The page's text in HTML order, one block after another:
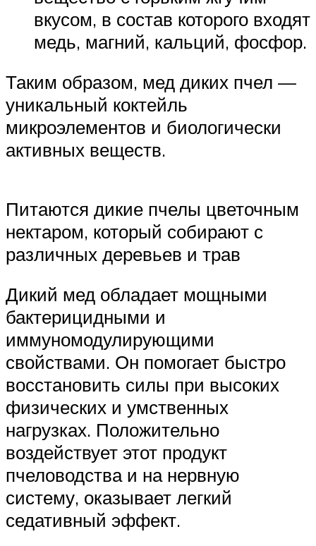
вкусом, в состав которого входят
медь, магний, кальций, фосфор.
Таким образом, мед диких пчел —
уникальный коктейль
микроэлементов и биологически
активных веществ.
Питаются дикие пчелы цветочным
нектаром, который собирают с
различных деревьев и трав
Дикий мед обладает мощными
бактерицидными и
иммуномодулирующими
свойствами. Он помогает быстро
восстановить силы при высоких
физических и умственных
нагрузках. Положительно
воздействует этот продукт
пчеловодства и на нервную
систему, оказывает легкий
седативный эффект.